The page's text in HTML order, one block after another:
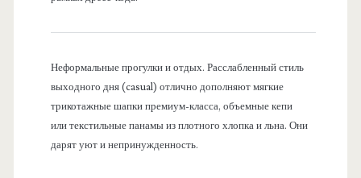
Неформальные прогулки и отдых. Расслабленный стиль
выходного дня (casual) отлично дополняют мягкие
трикотажные шапки премиум-класса, объемные кепи
или текстильные панамы из плотного хлопка и льна. Они
дарят уют и непринужденность.